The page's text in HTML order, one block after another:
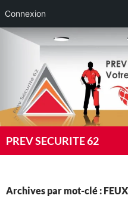
Connexion
Aller
PREV SECURITE 62
Archives par mot-clé :